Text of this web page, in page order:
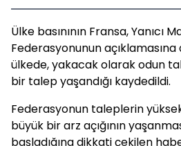
Ülke basınının Fransa, Yanıcı
Federasyonunun açıklamasına
ülkede, yakacak olarak odun
bir talep yaşandığı kaydedildi.
Federasyonun taleplerin
büyük bir arz açığının
başladığına dikkati çekilen